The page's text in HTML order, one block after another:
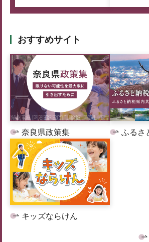
おすすめサイト
奈良県政策集 ふるさ
キッズならけん